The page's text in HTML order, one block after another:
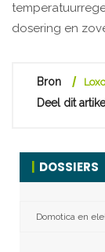
dosering en
Bron
Deel dit
DOSSIERS
Domotica en